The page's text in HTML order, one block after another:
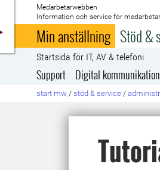
Till startsida
Medarbetarwebben
Information och service för
Min anställning Stöd &
Startsida för IT, AV & telefoni
Support Digital kommunikation
start mw / stöd & service /